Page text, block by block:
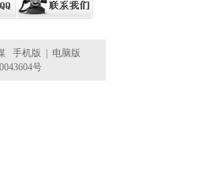
手机版
电脑版
号